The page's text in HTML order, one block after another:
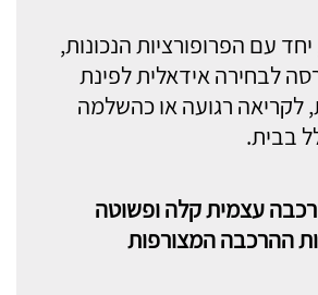
יחד עם הפרופורציות הנכונות,
לבחירה אידאלית לפינת
לקריאה רגועה או כהשלמה
בבית.
עצמית קלה ופשוטה
ההרכבה המצורפות